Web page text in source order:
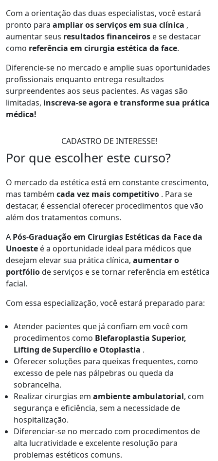
Com a orientação das duas especialistas, você estará
pronto para ampliar os serviços em sua clínica ,
aumentar seus resultados financeiros e se destacar
como referência em cirurgia estética da face.
Diferencie-se no mercado e amplie suas oportunidades
profissionais enquanto entrega resultados
surpreendentes aos seus pacientes. As vagas são
limitadas, inscreva-se agora e transforme sua prática
médica!
CADASTRO DE INTERESSE!
Por que escolher este curso?
O mercado da estética está em constante crescimento,
mas também cada vez mais competitivo . Para se
destacar, é essencial oferecer procedimentos que vão
além dos tratamentos comuns.
A Pós-Graduação em Cirurgias Estéticas da Face da
Unoeste é a oportunidade ideal para médicos que
desejam elevar sua prática clínica, aumentar o
portfóliode serviços e se tornar referência em estética
facial.
Com essa especialização, você estará preparado para:
Atender pacientes que já confiam em você com
procedimentos como Blefaroplastia Superior,
Lifting de Supercílio e Otoplastia .
Oferecer soluções para queixas frequentes, como
excesso de pele nas pálpebras ou queda da
sobrancelha.
Realizar cirurgias em ambiente ambulatorial, com
segurança e eficiência, sem a necessidade de
hospitalização.
Diferenciar-se no mercado com procedimentos de
alta lucratividade e excelente resolução para
problemas estéticos comuns.